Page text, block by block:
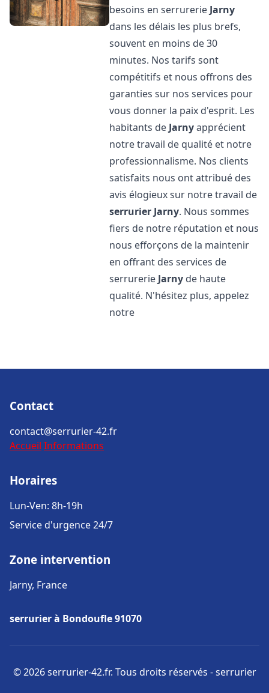
besoins en serrurerie Jarny
dans les délais les plus brefs,
souvent en moins de 30
minutes. Nos tarifs sont
compétitifs et nous offrons des
garanties sur nos services pour
vous donner la paix d'esprit. Les
habitants de Jarnyapprécient
notre travail de qualité et notre
professionnalisme. Nos clients
satisfaits nous ont attribué des
avis élogieux sur notre travail de
serrurier Jarny. Nous sommes
fiers de notre réputation et nous
nous efforçons de la maintenir
en offrant des services de
serrurerie Jarny de haute
qualité. N'hésitez plus, appelez
notre
Contact
contact@serrurier-42.fr
Accueil Informations
Horaires
Lun-Ven: 8h-19h
Service d'urgence 24/7
Zone intervention
Jarny, France
serrurier à Bondoufle 91070
© 2026 serrurier-42.fr. Tous droits réservés - serrurier